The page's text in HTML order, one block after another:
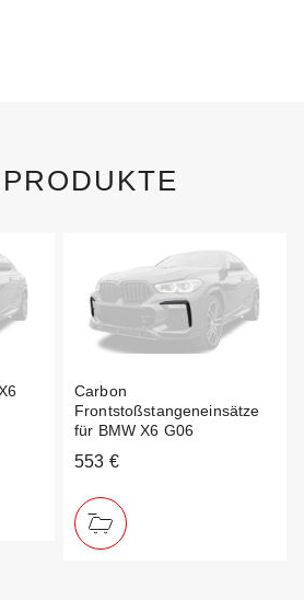
Carbon
Frontstoßstangeneinsätze
für BMW X6 G06
553 €